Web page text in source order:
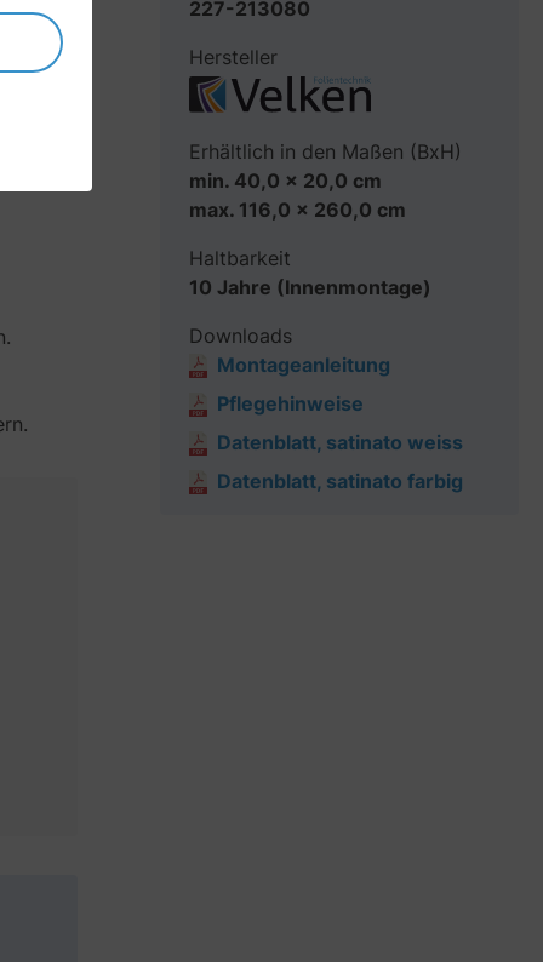
227-213080
Hersteller
Erhältlich in den Maßen (BxH)
min. 40,0 x 20,0 cm
max. 116,0 x 260,0 cm
Haltbarkeit
10 Jahre (Innenmontage)
Downloads
Montageanleitung
Pflegehinweise
Datenblatt, satinato weiss
Datenblatt, satinato farbig